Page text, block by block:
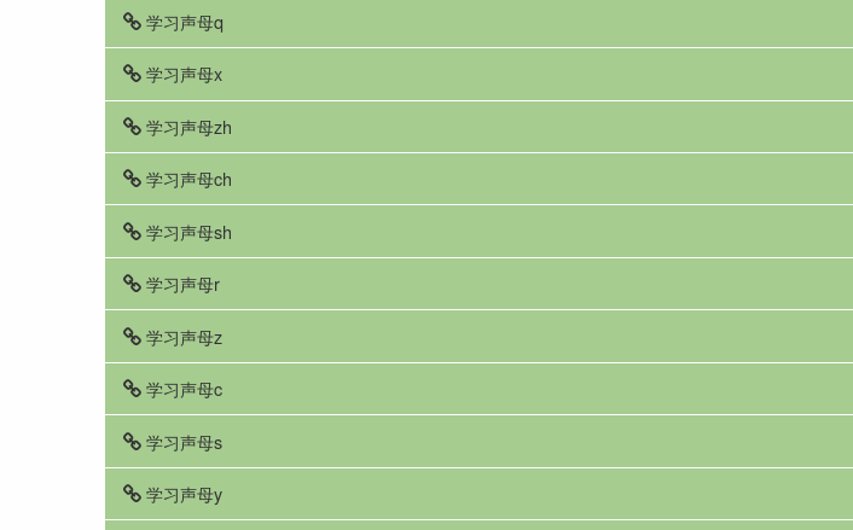
学习声母q
学习声母x
学习声母zh
学习声母ch
学习声母sh
学习声母r
学习声母z
学习声母c
学习声母s
学习声母y